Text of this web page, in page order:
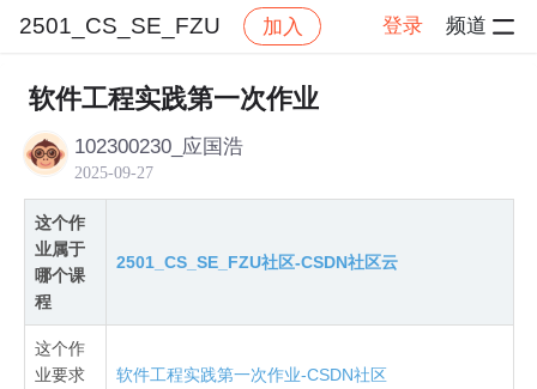
2501_CS_SE_FZU 加入 登录 频道
社区 2501_CS_SE_FZU 作业提交
软件工程实践第一次作业
102300230_应国浩
2025-09-27
这个作
业属于
哪个课
程
2501_CS_SE_FZU社区-CSDN社区云
这个作
业要求
软件工程实践第一次作业-CSDN社区